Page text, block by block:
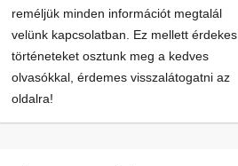
reméljük minden információt megtalál
velünk kapcsolatban. Ez mellett érdekes
történeteket osztunk meg a kedves
olvasókkal, érdemes visszalátogatni az
oldalra!